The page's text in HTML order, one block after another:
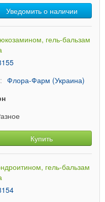
Уведомить о наличии
гель-бальзам
Флора-Фарм (Украина)
Купить
гель-бальзам